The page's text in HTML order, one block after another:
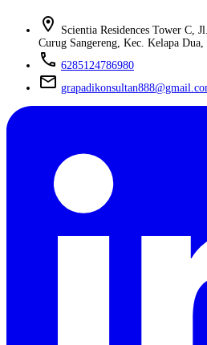
location_on
Scientia Residences Tower C,
Curug Sangereng, Kec. Kelapa
phone 6285124786980
mail